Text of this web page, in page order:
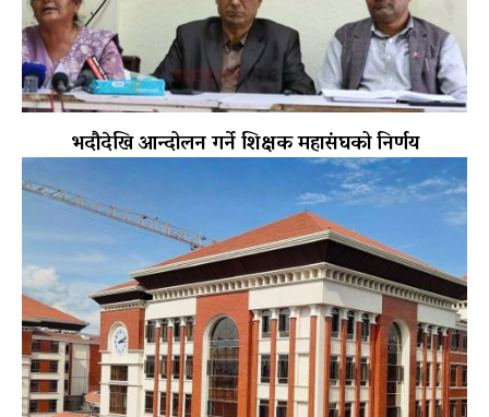
भदौदेखि आन्दोलन गर्ने शिक्षक महासंघको निर्णय